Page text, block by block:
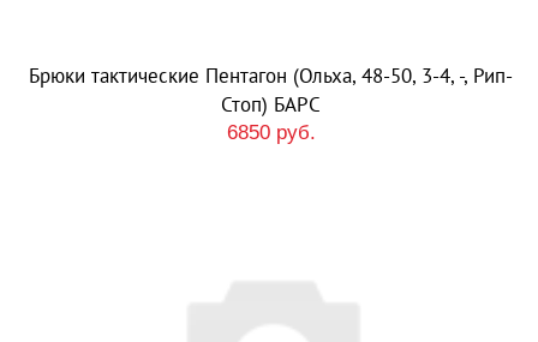
Брюки тактические Пентагон (Ольха, 48-50, 3-4, -, Рип-
Стоп) БАРС
6850 руб.